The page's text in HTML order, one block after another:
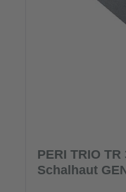
PERI TRIO
Schalhaut